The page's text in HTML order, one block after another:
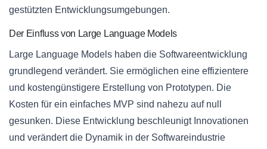
gestützten Entwicklungsumgebungen.
Der Einfluss von Large Language Models
Large Language Models haben die Softwareentwicklung
grundlegend verändert. Sie ermöglichen eine effizientere
und kostengünstigere Erstellung von Prototypen. Die
Kosten für ein einfaches MVP sind nahezu auf null
gesunken. Diese Entwicklung beschleunigt Innovationen
und verändert die Dynamik in der Softwareindustrie